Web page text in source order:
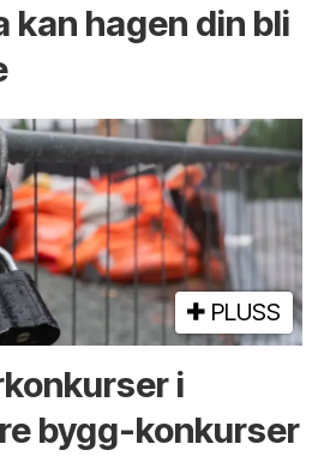
kan hagen din bli
PLUSS
i
bygg-konkurser